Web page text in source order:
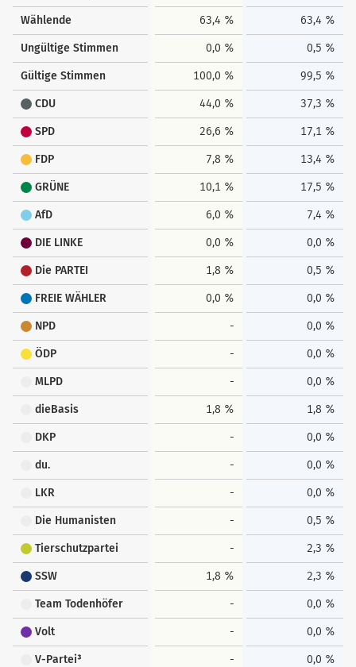
Wählende 63,4 % 63,4 %
Ungültige Stimmen 0,0 % 0,5 %
Gültige Stimmen 100,0 % 99,5 %
CDU 44,0 % 37,3 %
SPD 26,6 % 17,1 %
FDP 7,8 % 13,4 %
GRÜNE 10,1 % 17,5 %
AfD 6,0 % 7,4 %
DIE LINKE 0,0 % 0,0 %
Die PARTEI 1,8 % 0,5 %
FREIE WÄHLER 0,0 % 0,0 %
NPD - 0,0 %
ÖDP - 0,0 %
MLPD - 0,0 %
dieBasis 1,8 % 1,8 %
DKP - 0,0 %
du. - 0,0 %
LKR - 0,0 %
Die Humanisten - 0,5 %
Tierschutzpartei - 2,3 %
SSW 1,8 % 2,3 %
Team Todenhöfer - 0,0 %
Volt - 0,0 %
V-Partei³ - 0,0 %